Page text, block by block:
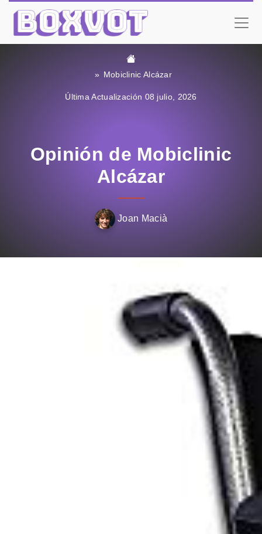
Mobiclinic Alcázar
Última Actualización 08 julio, 2026
Opinión de Mobiclinic
Alcázar
Joan Macià